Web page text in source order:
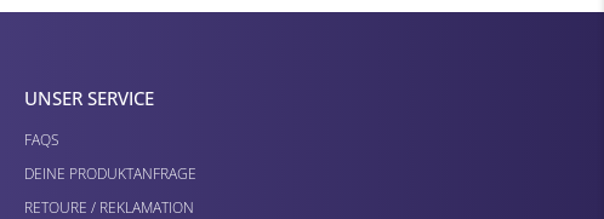
UNSER SERVICE
FAQS
DEINE PRODUKTANFRAGE
RETOURE / REKLAMATION